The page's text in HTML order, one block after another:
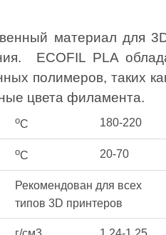
материал для
ECOFIL PLA
полимеров, таких
цвета филамента.
оС 180-220
оС 20-70
Рекомендован для всех
типов 3D принтеров